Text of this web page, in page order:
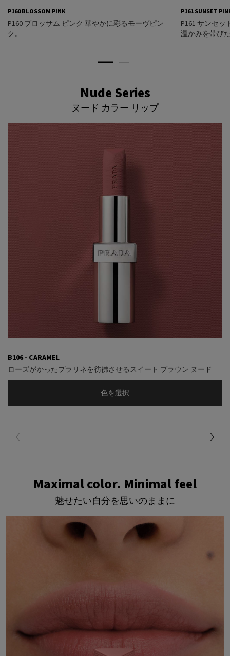
P160 BLOSSOM PINK
P160 ブロッサム ピンク 華やかに彩るモーヴピン
ク​。
P161 SUNSET
P161 サンセ
温かみを帯び
Nude Series
ヌード カラー リップ
B106 - CARAMEL
ローズがかったプラリネを彷彿させるスイート ブラウン ヌード
色を選択
Maximal color. Minimal feel
魅せたい自分を思いのままに